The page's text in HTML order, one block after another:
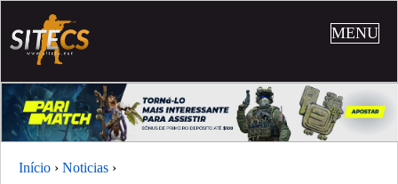
MENU
Início › Noticias ›